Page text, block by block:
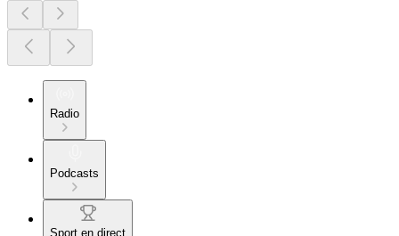
Radio
Podcasts
Sport en direct